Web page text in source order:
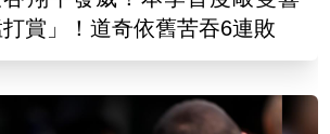
賞」！道奇依舊苦吞6連敗